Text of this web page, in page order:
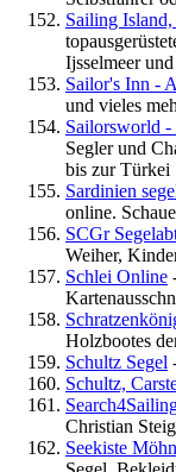
Sailing
Ijsselmeer
Sailor's Inn -
und vieles
Sailorsworld -
Segler und
bis zur Türkei
Sardinien
online.
SCGr
Weiher,
Schlei Online
Holzbootes
Schultz Segel
Schultz,
Christian
Seekiste